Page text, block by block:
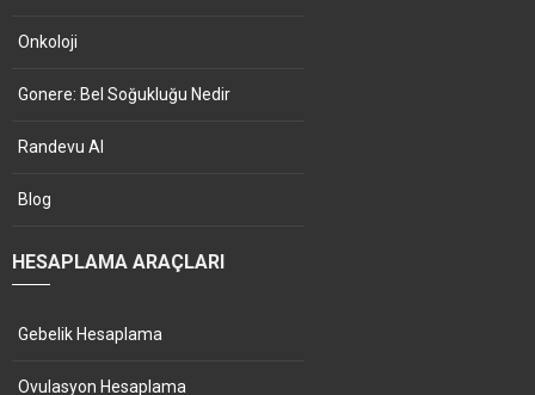
Onkoloji
Gonere: Bel Soğukluğu Nedir
Randevu Al
Blog
HESAPLAMA ARAÇLARI
Gebelik Hesaplama
Ovulasyon Hesaplama